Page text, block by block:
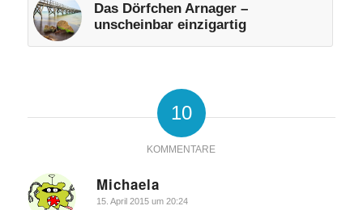
Das Dörfchen Arnager –
unscheinbar einzigartig
10
KOMMENTARE
Michaela
sagte:
15. April 2015 um 20:24